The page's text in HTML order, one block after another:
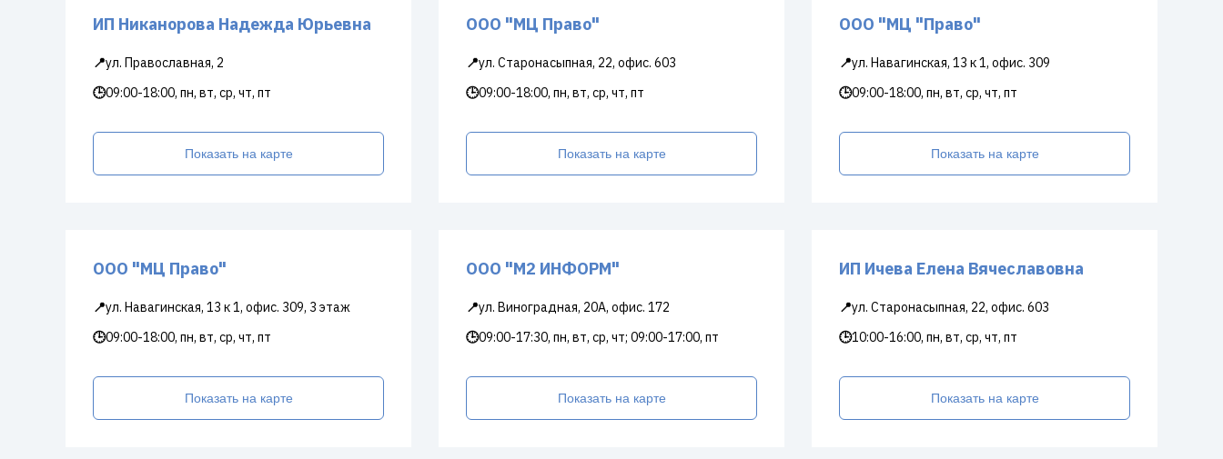
ИП Никанорова Надежда Юрьевна
📍ул. Православная, 2
🕒09:00-18:00, пн, вт, ср, чт, пт
Показать на карте
ООО "МЦ Право"
📍ул. Старонасыпная, 22, офис. 603
🕒09:00-18:00, пн, вт, ср, чт, пт
Показать на карте
ООО "МЦ "Право"
📍ул. Навагинская, 13 к 1, офис. 309
🕒09:00-18:00, пн, вт, ср, чт, пт
Показать на карте
ООО "МЦ Право"
📍ул. Навагинская, 13 к 1, офис. 309, 3 этаж
🕒09:00-18:00, пн, вт, ср, чт, пт
Показать на карте
ООО "М2 ИНФОРМ"
📍ул. Виноградная, 20А, офис. 172
🕒09:00-17:30, пн, вт, ср, чт; 09:00-17:00, пт
Показать на карте
ИП Ичева Елена Вячеславовна
📍ул. Старонасыпная, 22, офис. 603
🕒10:00-16:00, пн, вт, ср, чт, пт
Показать на карте